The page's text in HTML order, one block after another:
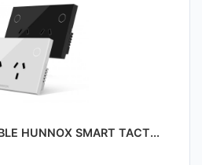
HUNNOX SMART TACT...